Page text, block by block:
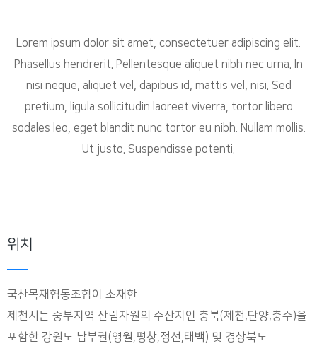
Lorem ipsum dolor sit amet, consectetuer adipiscing elit.
Phasellus hendrerit. Pellentesque aliquet nibh nec urna. In
nisi neque, aliquet vel, dapibus id, mattis vel, nisi. Sed
pretium, ligula sollicitudin laoreet viverra, tortor libero
sodales leo, eget blandit nunc tortor eu nibh. Nullam mollis.
Ut justo. Suspendisse potenti.
위치
국산목재협동조합이 소재한
제천시는 중부지역 산림자원의 주산지인 충북(제천,단양,충주)을
포함한 강원도 남부권(영월,평창,정선,태백) 및 경상북도